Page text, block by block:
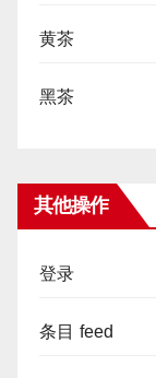
黄茶
黑茶
其他操作
登录
条目 feed